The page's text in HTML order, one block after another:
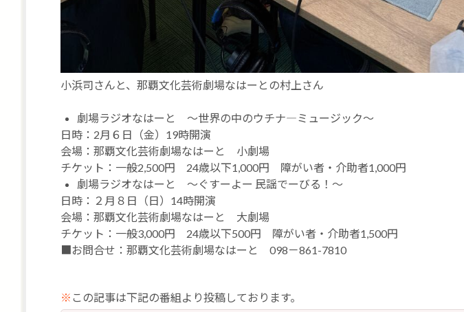
小浜司さんと、那覇文化芸術劇場なはーとの村上さん
劇場ラジオなはーと ～世界の中のウチナ―ミュージック～
日時：2月６日（金）19時開演
会場：那覇文化芸術劇場なはーと 小劇場
チケット：一般2,500円 24歳以下1,000円 障がい者・介助者1,000円
劇場ラジオなはーと ～ぐすーよー 民謡でーびる！～
日時：２月８日（日）14時開演
会場：那覇文化芸術劇場なはーと 大劇場
チケット：一般3,000円 24歳以下500円 障がい者・介助者1,500円
■お問合せ：那覇文化芸術劇場なはーと 098－861-7810
※ この記事は下記の番組より投稿しております。